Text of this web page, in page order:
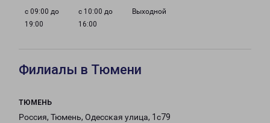
с 09:00 до
19:00
с 10:00 до
16:00
Выходной
Филиалы в Тюмени
ТЮМЕНЬ
Россия, Тюмень, Одесская улица, 1с79